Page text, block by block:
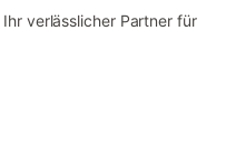
verlässlicher Partner für